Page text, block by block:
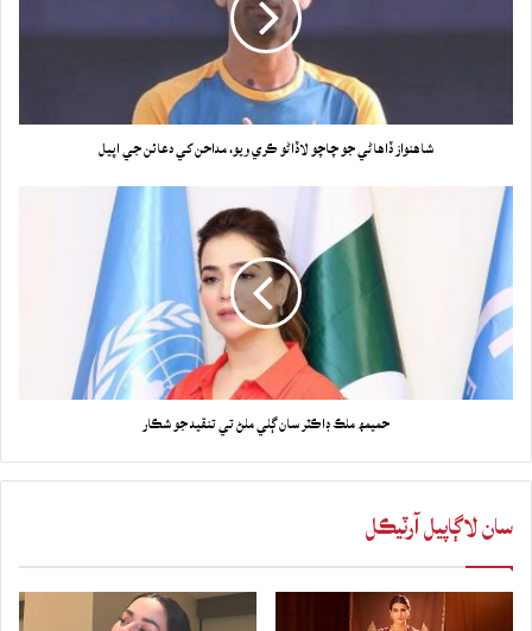
شاهنواز ڏاهاڻي جو چاچو لاڏاڻو ڪري ويو، مداحن کي دعائن جي اپيل
حميمھ ملڪ ڊاڪٽر سان ڳلي ملڻ تي تنقيد جو شڪار
سان لاڳاپيل آرٽيڪل